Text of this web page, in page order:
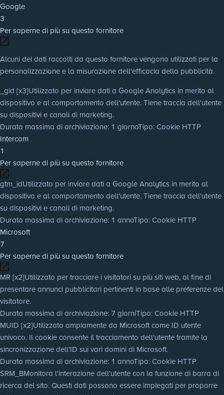
Google
3
Per saperne di più su questo fornitore
Alcuni dei dati raccolti da questo fornitore vengono utilizzati per la
personalizzazione e la misurazione dell'efficacia della pubblicità.
_gid [x3]Utilizzato per inviare dati a Google Analytics in merito al
dispositivo e al comportamento dell'utente. Tiene traccia dell'utente
su dispositivi e canali di marketing.
Durata massima di archiviazione: 1 giornoTipo: Cookie HTTP
Intercom
1
Per saperne di più su questo fornitore
gtm_idUtilizzato per inviare dati a Google Analytics in merito al
dispositivo e al comportamento dell'utente. Tiene traccia dell'utente
su dispositivi e canali di marketing.
Durata massima di archiviazione: 1 annoTipo: Cookie HTTP
Microsoft
7
Per saperne di più su questo fornitore
MR [x2]Utilizzato per tracciare i visitatori su più siti web, al fine di
presentare annunci pubblicitari pertinenti in base alle preferenze del
visitatore.
Durata massima di archiviazione: 7 giorniTipo: Cookie HTTP
MUID [x2]Utilizzato ampiamente da Microsoft come ID utente
univoco. Il cookie consente il tracciamento dell'utente tramite la
sincronizzazione dell'ID sui vari domini di Microsoft.
Durata massima di archiviazione: 1 annoTipo: Cookie HTTP
SRM_BMonitora l'interazione dell'utente con la funzione di barra di
ricerca del sito. Questi dati possono essere impiegati per proporre